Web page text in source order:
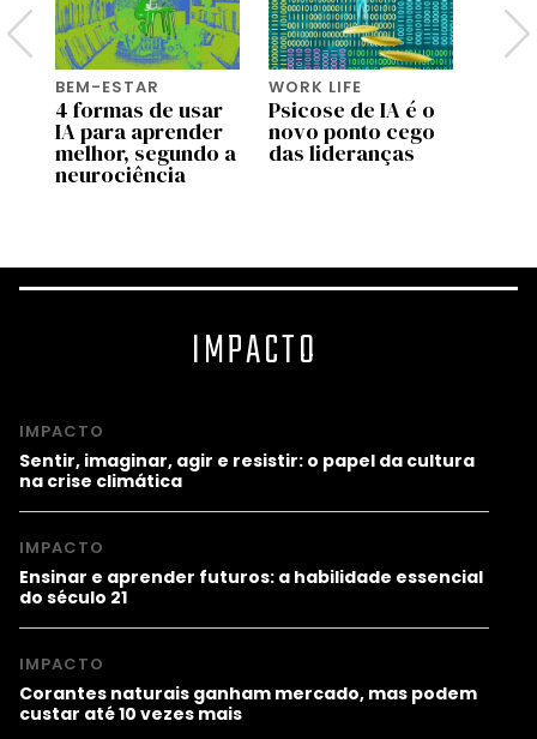
BEM-ESTAR
4 formas de usar
IA para aprender
melhor, segundo a
neurociência
WORK LIFE
Psicose de IA é o
novo ponto cego
das lideranças
IMPACTO
IMPACTO
Sentir, imaginar, agir e resistir: o papel da cultura
na crise climática
IMPACTO
Ensinar e aprender futuros: a habilidade essencial
do século 21
IMPACTO
Corantes naturais ganham mercado, mas podem
custar até 10 vezes mais